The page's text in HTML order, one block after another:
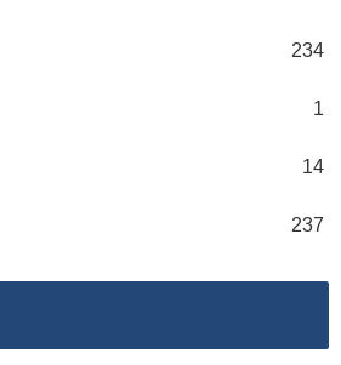
234
1
14
237